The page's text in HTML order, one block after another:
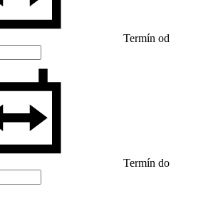
Termín od
Termín do